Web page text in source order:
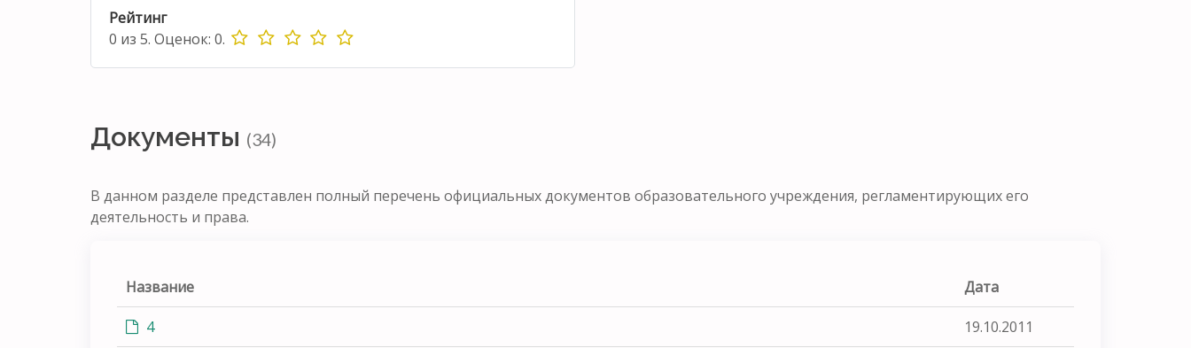
Рейтинг
0 из 5. Оценок: 0.
Документы (34)
В данном разделе представлен полный перечень официальных документов образовательного учреждения, регламентирующих его
деятельность и права.
Название Дата
4 19.10.2011